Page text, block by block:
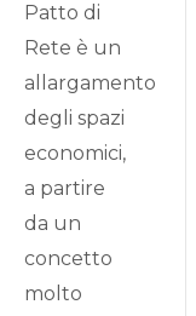
Patto di
Rete è un
allargamento
degli spazi
economici,
a partire
da un
concetto
molto